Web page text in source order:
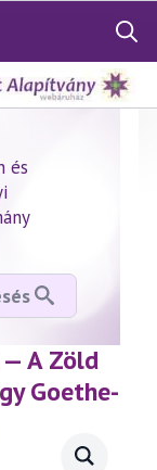
Search
for:
és
— A Zöld
Goethe-